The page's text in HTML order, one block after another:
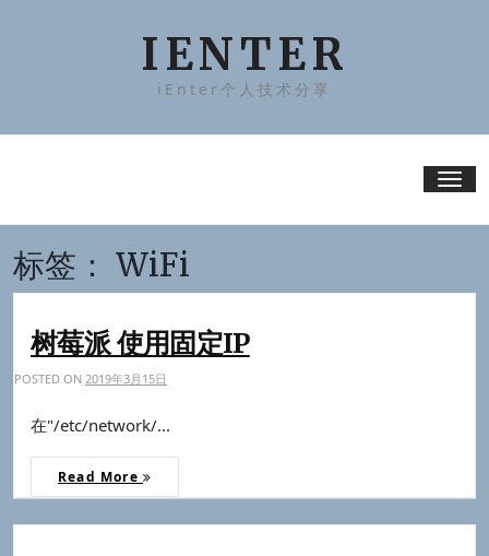
IENTER
iEnter个人技术分享
标签： WiFi
树莓派 使用固定IP
POSTED ON 2019年3月15日
在"/etc/network/...
Read More